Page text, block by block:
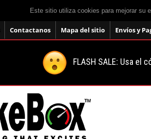
Este sitio utiliza cookies para mejorar su
Contactanos Mapa del sitio Envíos y
FLASH SALE: Usa el